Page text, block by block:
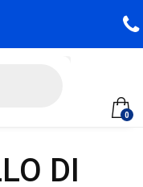
0
DI